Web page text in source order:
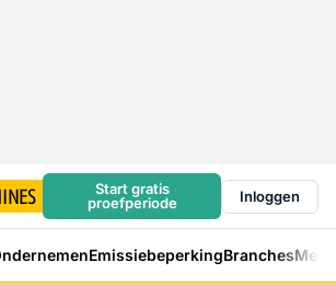
Start gratis
proefperiode
Inloggen
EmissiebeperkingBranches